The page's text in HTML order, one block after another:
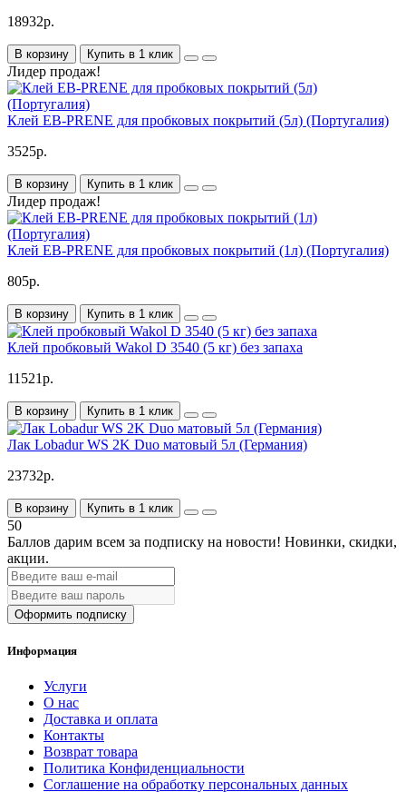
18932р.
В корзину Купить в 1 клик
Лидер продаж!
Клей EB-PRENE для пробковых покрытий (5л) (Португалия)
3525р.
В корзину Купить в 1 клик
Лидер продаж!
Клей EB-PRENE для пробковых покрытий (1л) (Португалия)
805р.
В корзину Купить в 1 клик
Клей пробковый Wakol D 3540 (5 кг) без запаха
11521р.
В корзину Купить в 1 клик
Лак Lobadur WS 2K Duo матовый 5л (Германия)
23732р.
В корзину Купить в 1 клик
50
Баллов дарим всем за подписку на новости! Новинки, скидки,
акции.
Оформить подписку
Информация
Услуги
О нас
Доставка и оплата
Контакты
Возврат товара
Политика Конфиденциальности
Соглашение на обработку персональных данных